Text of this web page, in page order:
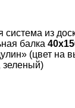
система из
балка
(цвет на
зеленый)